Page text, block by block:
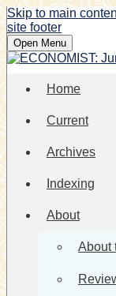
Skip to main
site footer
Open Menu
Home
Current
Archives
Indexing
About
About